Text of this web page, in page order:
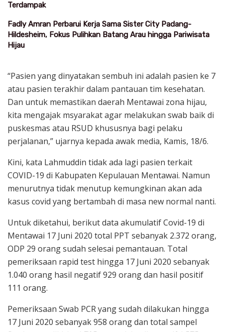
Terdampak
Fadly Amran Perbarui Kerja Sama Sister City Padang-
Hildesheim, Fokus Pulihkan Batang Arau hingga Pariwisata
Hijau
“Pasien yang dinyatakan sembuh ini adalah pasien ke 7
atau pasien terakhir dalam pantauan tim kesehatan.
Dan untuk memastikan daerah Mentawai zona hijau,
kita mengajak msyarakat agar melakukan swab baik di
puskesmas atau RSUD khususnya bagi pelaku
perjalanan,” ujarnya kepada awak media, Kamis, 18/6.
Kini, kata Lahmuddin tidak ada lagi pasien terkait
COVID-19 di Kabupaten Kepulauan Mentawai. Namun
menurutnya tidak menutup kemungkinan akan ada
kasus covid yang bertambah di masa new normal nanti.
Untuk diketahui, berikut data akumulatif Covid-19 di
Mentawai 17 Juni 2020 total PPT sebanyak 2.372 orang,
ODP 29 orang sudah selesai pemantauan. Total
pemeriksaan rapid test hingga 17 Juni 2020 sebanyak
1.040 orang hasil negatif 929 orang dan hasil positif
111 orang.
Pemeriksaan Swab PCR yang sudah dilakukan hingga
17 Juni 2020 sebanyak 958 orang dan total sampel